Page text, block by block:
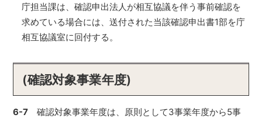
庁担当課は、確認申出法人が相互協議を伴う事前確認を
求めている場合には、送付された当該確認申出書1部を庁
相互協議室に回付する。
(確認対象事業年度)
6-7確認対象事業年度は、原則として3事業年度から5事